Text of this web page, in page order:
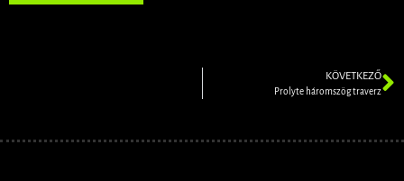
KÖVETKEZŐ
Prolyte háromszög traverz